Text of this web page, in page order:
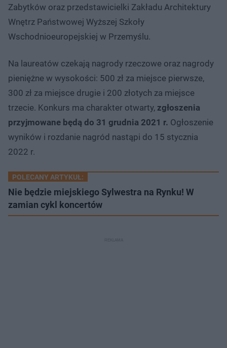
Zabytków oraz przedstawicielki Zakładu Architektury
Wnętrz Państwowej Wyższej Szkoły
Wschodnioeuropejskiej w Przemyślu.
Na laureatów czekają nagrody rzeczowe oraz nagrody
pieniężne w wysokości: 500 zł za miejsce pierwsze,
300 zł za miejsce drugie i 200 złotych za miejsce
trzecie. Konkurs ma charakter otwarty, zgłoszenia
przyjmowane będą do 31 grudnia 2021 r. Ogłoszenie
wyników i rozdanie nagród nastąpi do 15 stycznia
2022 r.
POLECANY ARTYKUŁ:
Nie będzie miejskiego Sylwestra na Rynku! W
zamian cykl koncertów